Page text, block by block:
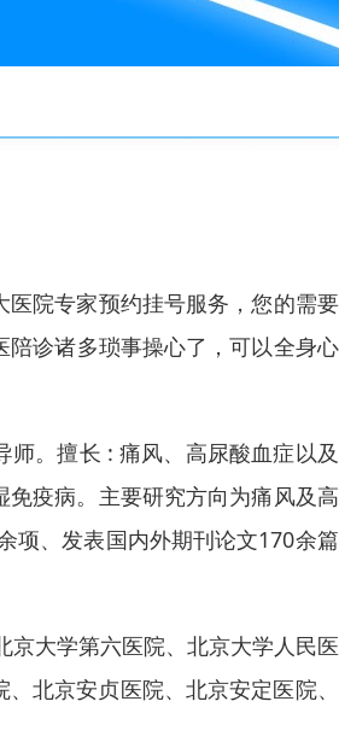
院专家预约挂号服务，您的需
诊诸多琐事操心了，可以全身
。擅长 : 痛风、高尿酸血症以
疫病。主要研究方向为痛风及
项、发表国内外期刊论文170余
大学第六医院、北京大学人民
北京安贞医院、北京安定医院